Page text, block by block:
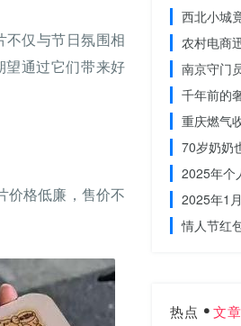
仅与节日氛围相
望通过它们带来好
价格低廉，售价不
西北小城
农村电商
南京守门
千年前的
重庆燃气
70岁奶奶
2025年个
2025年1
情人节红
热点 文章